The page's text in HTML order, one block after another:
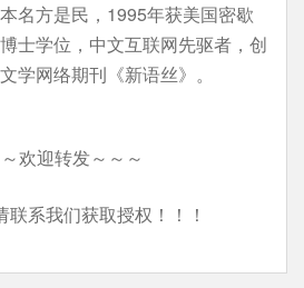
名方是民，1995年获美国密歇
士学位，中文互联网先驱者，创
学网络期刊《新语丝》。
欢迎转发～～～
联系我们获取授权！！！